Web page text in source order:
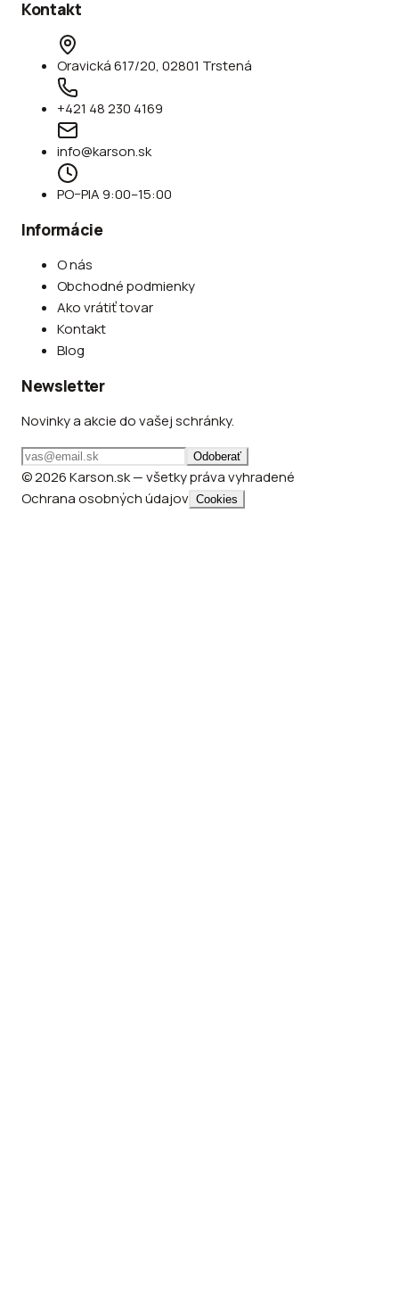
Kontakt
Oravická 617/20, 02801 Trstená
+421 48 230 4169
info@karson.sk
PO–PIA 9:00–15:00
Informácie
O nás
Obchodné podmienky
Ako vrátiť tovar
Kontakt
Blog
Newsletter
Novinky a akcie do vašej schránky.
Odoberať
© 2026 Karson.sk — všetky práva vyhradené
Ochrana osobných údajov Cookies